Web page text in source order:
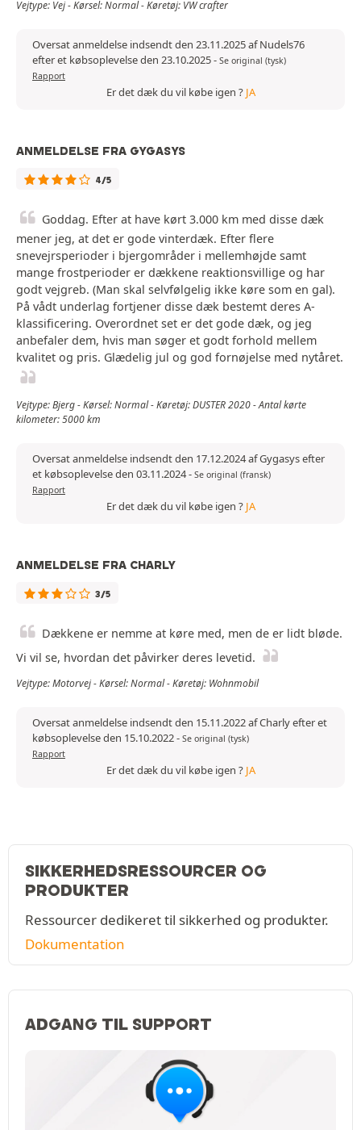
Vejtype: Vej - Kørsel: Normal - Køretøj: VW crafter
Oversat anmeldelse indsendt den 23.11.2025 af Nudels76
efter et købsoplevelse den 23.10.2025- Se original (tysk)
Rapport
Er det dæk du vil købe igen ? JA
ANMELDELSE FRA GYGASYS
4/5
Goddag. Efter at have kørt 3.000 km med disse dæk
mener jeg, at det er gode vinterdæk. Efter flere
snevejrsperioder i bjergområder i mellemhøjde samt
mange frostperioder er dækkene reaktionsvillige og har
godt vejgreb. (Man skal selvfølgelig ikke køre som en gal).
På vådt underlag fortjener disse dæk bestemt deres A-
klassificering. Overordnet set er det gode dæk, og jeg
anbefaler dem, hvis man søger et godt forhold mellem
kvalitet og pris. Glædelig jul og god fornøjelse med nytåret.
Vejtype: Bjerg - Kørsel: Normal - Køretøj: DUSTER 2020 - Antal kørte
kilometer: 5000 km
Oversat anmeldelse indsendt den 17.12.2024 af Gygasys efter
et købsoplevelse den 03.11.2024- Se original (fransk)
Rapport
Er det dæk du vil købe igen ? JA
ANMELDELSE FRA CHARLY
3/5
Dækkene er nemme at køre med, men de er lidt bløde.
Vi vil se, hvordan det påvirker deres levetid.
Vejtype: Motorvej - Kørsel: Normal - Køretøj: Wohnmobil
Oversat anmeldelse indsendt den 15.11.2022 af Charly efter et
købsoplevelse den 15.10.2022- Se original (tysk)
Rapport
Er det dæk du vil købe igen ? JA
SIKKERHEDSRESSOURCER OG
PRODUKTER
Ressourcer dedikeret til sikkerhed og produkter.
Dokumentation
ADGANG TIL SUPPORT